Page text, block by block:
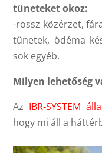
tüneteket okoz:
-rossz közérzet,
tünetek, ödéma
sok egyéb.
Milyen lehetőség
Az IBR-SYSTEM
hogy mi áll a